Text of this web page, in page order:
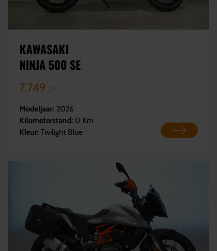
KAWASAKI
NINJA 500 SE
7.749 ,-
Modeljaar: 2026
Kilometerstand: 0 Km
Kleur: Twilight Blue